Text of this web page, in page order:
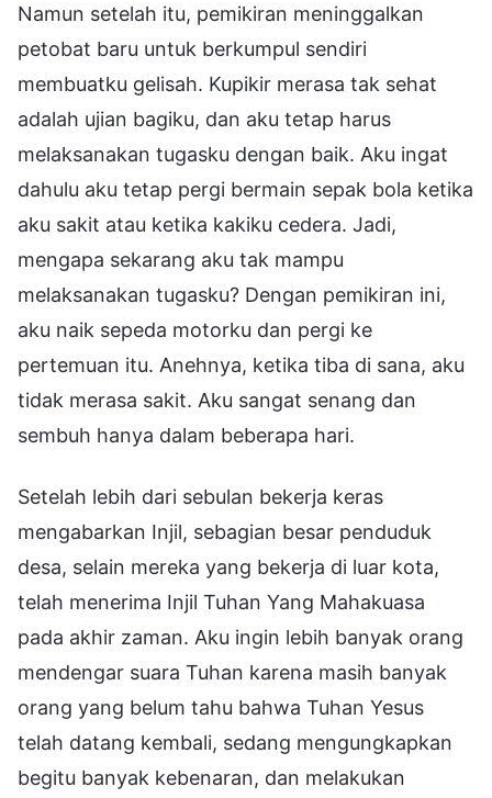
Namun setelah itu, pemikiran meninggalkan
petobat baru untuk berkumpul sendiri
membuatku gelisah. Kupikir merasa tak sehat
adalah ujian bagiku, dan aku tetap harus
melaksanakan tugasku dengan baik. Aku ingat
dahulu aku tetap pergi bermain sepak bola ketika
aku sakit atau ketika kakiku cedera. Jadi,
mengapa sekarang aku tak mampu
melaksanakan tugasku? Dengan pemikiran ini,
aku naik sepeda motorku dan pergi ke
pertemuan itu. Anehnya, ketika tiba di sana, aku
tidak merasa sakit. Aku sangat senang dan
sembuh hanya dalam beberapa hari.
Setelah lebih dari sebulan bekerja keras
mengabarkan Injil, sebagian besar penduduk
desa, selain mereka yang bekerja di luar kota,
telah menerima Injil Tuhan Yang Mahakuasa
pada akhir zaman. Aku ingin lebih banyak orang
mendengar suara Tuhan karena masih banyak
orang yang belum tahu bahwa Tuhan Yesus
telah datang kembali, sedang mengungkapkan
begitu banyak kebenaran, dan melakukan